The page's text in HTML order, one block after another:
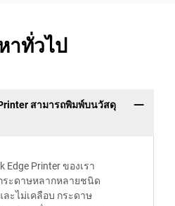
ทั่วไป
สามารถพิมพ์บนวัสดุ
Edge Printer ของเรา
ระดาษหลากหลายชนิด
ะไม่เคลือบ กระดาษ